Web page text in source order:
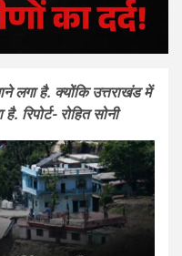
लगा है. क्योंकि उत्तराखंड में
रोहित सोनी